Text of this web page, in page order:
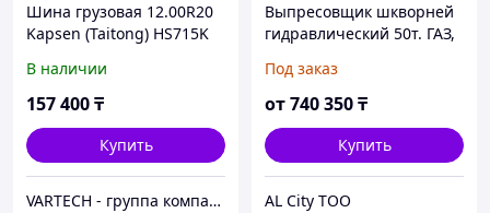
Шина грузовая 12.00R20
Kapsen (Taitong) HS715K
В наличии
157 400₸
Купить
VARTECH - группа компаний
Выпресовщик шкворней
гидравлический 50т. ГАЗ,
Под заказ
от740 350₸
Купить
AL City ТОО